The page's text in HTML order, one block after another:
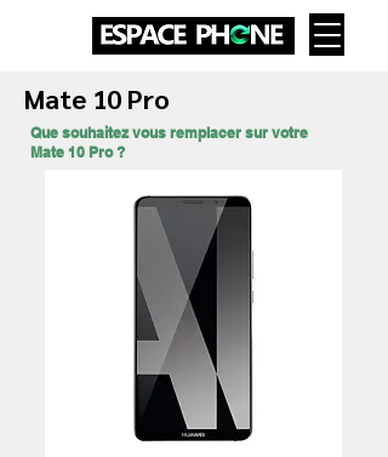
Mate 10 Pro
Que souhaitez vous remplacer sur votre
Mate 10 Pro ?